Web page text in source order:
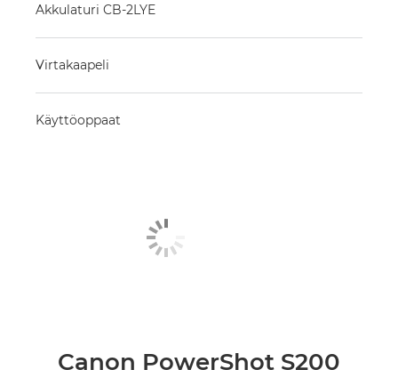
Akkulaturi CB-2LYE
Virtakaapeli
Käyttöoppaat
Canon PowerShot S200